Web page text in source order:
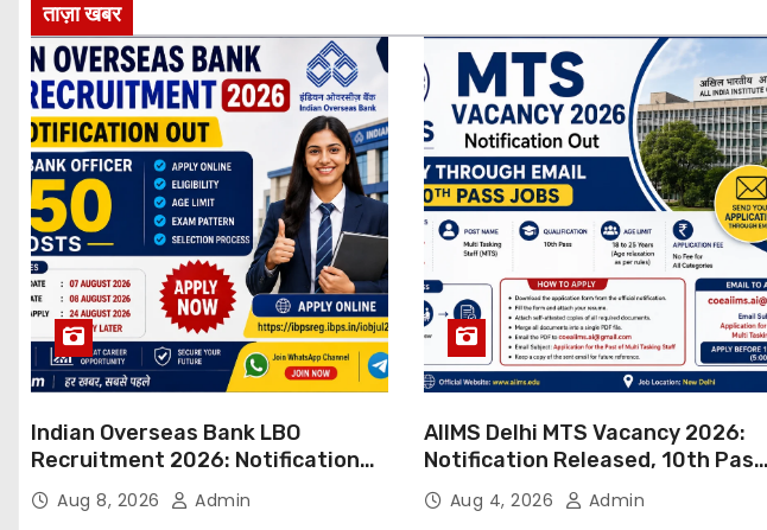
ताज़ा खबर
Indian Overseas Bank LBO
Recruitment 2026: Notification
Out for 250 Posts, Apply Online
Aug 8, 2026 Admin
AIIMS Delhi MTS Vacancy 2026:
Notification Released, 10th Pass
Candidates Can Apply Through
Email
Aug 4, 2026 Admin